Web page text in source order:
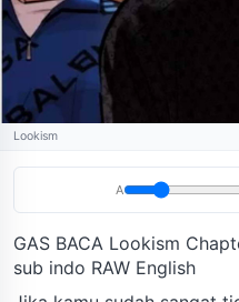
Lookism
A
GAS BACA Lookism
sub indo RAW English